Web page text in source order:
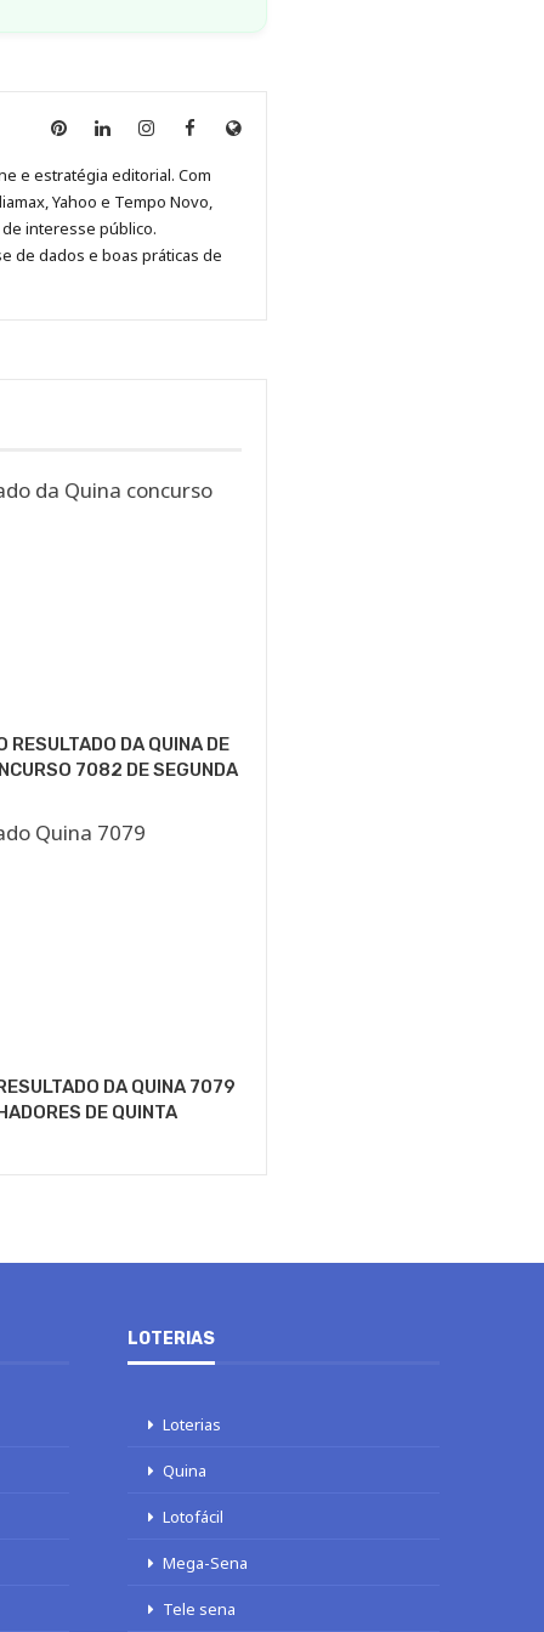
Anny
no
Pinterest
Anny
no
LinkedIn
Anny
no
Instagram
Anny
no
Facebook
Site
e estratégia editorial. Com
Yahoo e Tempo Novo,
interesse público.
de dados e boas práticas de
RESULTADO DA QUINA DE
7082 DE SEGUNDA
DA QUINA 7079
DE QUINTA
LOTERIAS
Loterias
Quina
Lotofácil
Mega-Sena
Tele sena